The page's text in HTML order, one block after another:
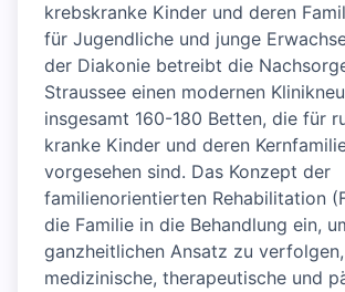
krebskranke Kinder und deren
für Jugendliche und junge
der Diakonie betreibt die
Straussee einen modernen
insgesamt 160-180 Betten, die für
kranke Kinder und deren
vorgesehen sind. Das Konzept der
familienorientierten Rehabilitation
die Familie in die Behandlung ein,
ganzheitlichen Ansatz zu
medizinische, therapeutische und